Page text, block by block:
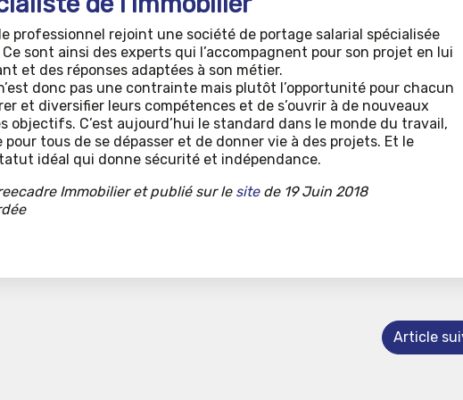
professionnel rejoint une société de portage salarial spécialisée
sont ainsi des experts qui l’accompagnent pour son projet en lui
et des réponses adaptées à son métier.
donc pas une contrainte mais plutôt l’opportunité pour chacun
et diversifier leurs compétences et de s’ouvrir à de nouveaux
objectifs. C’est aujourd’hui le standard dans le monde du travail,
tous de se dépasser et de donner vie à des projets. Et le
idéal qui donne sécurité et indépendance.
Immobilier et publié sur le sitede 19 Juin 2018
Article